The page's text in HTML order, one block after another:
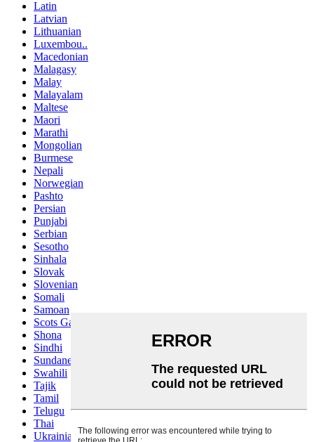
Latin
Latvian
Lithuanian
Luxembou..
Macedonian
Malagasy
Malay
Malayalam
Maltese
Maori
Marathi
Mongolian
Burmese
Nepali
Norwegian
Pashto
Persian
Punjabi
Serbian
Sesotho
Sinhala
Slovak
Slovenian
Somali
Samoan
Scots Gaelic
Shona
Sindhi
Sundanese
Swahili
Tajik
Tamil
Telugu
Thai
Ukrainian